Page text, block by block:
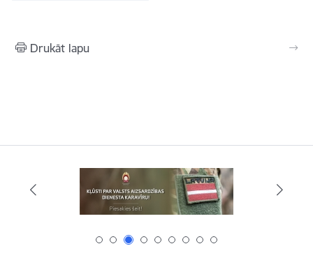
Drukāt lapu